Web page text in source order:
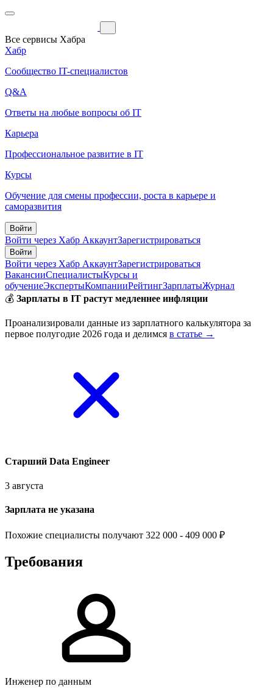
Все сервисы Хабра
Хабр
Сообщество IT-специалистов
Q&A
Ответы на любые вопросы об IT
Карьера
Профессиональное развитие в IT
Курсы
Обучение для смены профессии, роста в карьере и
саморазвития
Войти
Войти через Хабр АккаунтЗарегистрироваться
Войти
Войти через Хабр АккаунтЗарегистрироваться
ВакансииСпециалистыКурсы и
обучениеЭкспертыКомпанииРейтингЗарплатыЖурнал
💰 Зарплаты в IT растут медленнее инфляции
Проанализировали данные из зарплатного калькулятора за
первое полугодие 2026 года и делимся в статье →
Старший Data Engineer
3 августа
Зарплата не указана
Похожие специалисты получают 322 000 - 409 000 ₽
Требования
Инженер по данным